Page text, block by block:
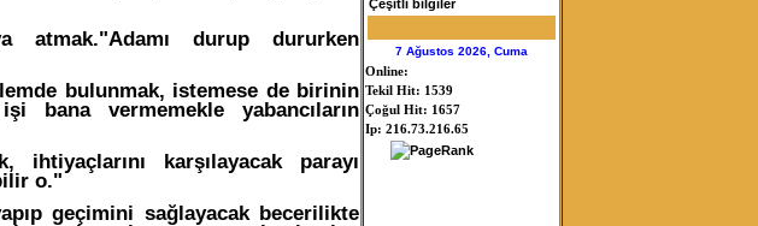
atmak."Adamı durup dururken
bulunmak, istemese de birinin
bana vermemekle yabancıların
karşılayacak parayı
o."
geçimini sağlayacak becerilikte
Çeşitli bilgiler
7 Ağustos 2026, Cuma
Online:
Tekil Hit: 1539
Çoğul Hit: 1657
Ip: 216.73.216.65